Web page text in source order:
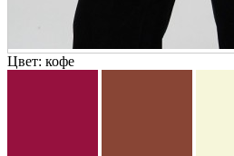
Цвет: кофе